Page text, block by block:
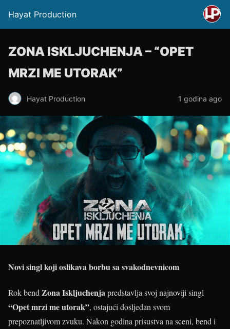
Hayat Production
ZONA ISKLJUCHENJA – “OPET
MRZI ME UTORAK”
Hayat Production 1 godina ago
Novi singl koji oslikava borbu sa svakodnevnicom
Rok bend Zona Iskljuchenja predstavlja svoj najnoviji singl
“Opet mrzi me utorak”, ostajući dosljedan svom
prepoznatljivom zvuku. Nakon godina prisustva na sceni, bend i